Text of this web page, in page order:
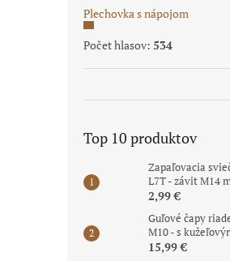
Plechovka s nápojom
Počet hlasov: 534
Top 10 produktov
Zapaľovacia
L7T - závit M14
2,99 €
Guľové čapy
M10 - s
15,99 €